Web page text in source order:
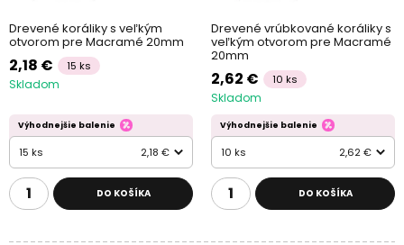
Drevené koráliky s veľkým
otvorom pre Macramé 20mm
2,18 € 15 ks
Skladom
Výhodnejšie balenie
15 ks 2,18 €
DO KOŠÍKA
Drevené vrúbkované koráliky s
veľkým otvorom pre Macramé
20mm
2,62 € 10 ks
Skladom
Výhodnejšie balenie
10 ks 2,62 €
DO KOŠÍKA